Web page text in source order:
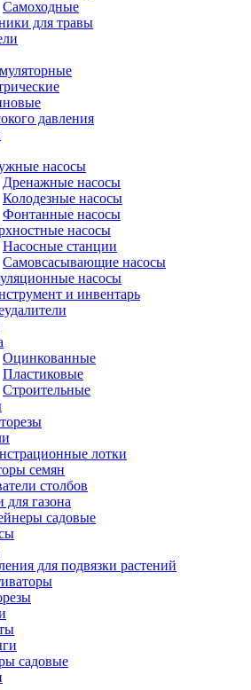
Самоходные
для травы
давления
насосы
Дренажные насосы
Колодезные насосы
Фонтанные насосы
насосы
Насосные станции
Самовсасывающие насосы
насосы
и инвентарь
Оцинкованные
Пластиковые
Строительные
лотки
семян
столбов
для газона
садовые
для подвязки растений
садовые